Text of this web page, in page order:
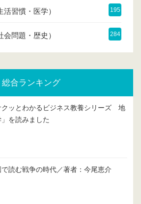
習慣・医学） 195
問題・歴史） 284
総合ランキング
クッとわかるビジネス教養シリーズ 地
を読みました
で読む戦争の時代／著者：今尾恵介